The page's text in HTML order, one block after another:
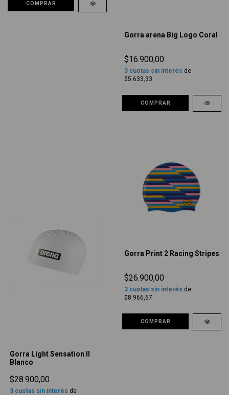
COMPRAR
Gorra arena Big Logo Coral
$16.900,00
3 cuotas sin interés de
$5.633,33
COMPRAR
Gorra Light Sensation II
Blanco
$28.900,00
3 cuotas sin interés de
Gorra Print 2 Racing Stripes
$26.900,00
3 cuotas sin interés de
$8.966,67
COMPRAR